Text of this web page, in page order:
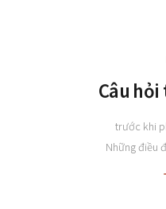
Câu
trước khi
Những điều